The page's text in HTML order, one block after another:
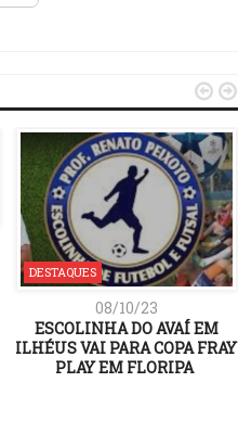
DESTAQUES
08/10/23
ESCOLINHA DO AVAÍ EM
ILHÉUS VAI PARA COPA FRAY
PLAY EM FLORIPA
 